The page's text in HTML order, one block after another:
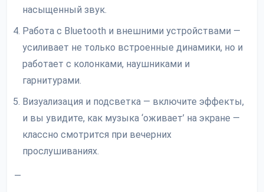
насыщенный звук.
Работа с Bluetooth и внешними устройствами —
усиливает не только встроенные динамики, но и
работает с колонками, наушниками и
гарнитурами.
Визуализация и подсветка — включите эффекты,
и вы увидите, как музыка ‘оживает’ на экране —
классно смотрится при вечерних
прослушиваниях.
—